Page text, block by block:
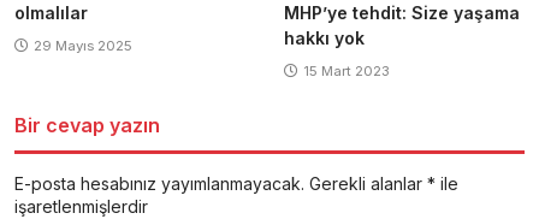
olmalılar
29 Mayıs 2025
MHP’ye tehdit: Size yaşama
hakkı yok
15 Mart 2023
Bir cevap yazın
E-posta hesabınız yayımlanmayacak. Gerekli alanlar * ile
işaretlenmişlerdir